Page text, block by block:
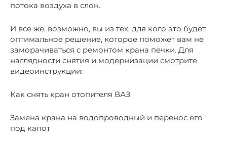
потока воздуха в слон.
И все же, возможно, вы из тех, для кого это будет
оптимальное решение, которое поможет вам не
заморачиваться с ремонтом крана печки. Для
наглядности снятия и модернизации смотрите
видеоинструкции:
Как снять кран отопителя ВАЗ
Замена крана на водопроводный и перенос его
под капот